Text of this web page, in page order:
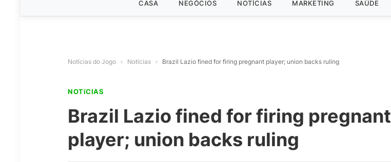
CASA NEGÓCIOS NOTÍCIAS MARKETING SAÚDE
Notícias do Jogo » Notícias » Brazil Lazio fined for firing pregnant player; union backs ruling
NOTíCIAS
Brazil Lazio fined for firing pregnant
player; union backs ruling